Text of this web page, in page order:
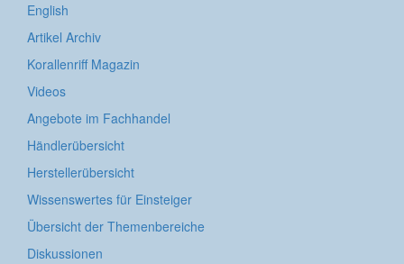
English
Artikel Archiv
Korallenriff Magazin
Videos
Angebote im Fachhandel
Händlerübersicht
Herstellerübersicht
Wissenswertes für Einsteiger
Übersicht der Themenbereiche
Diskussionen